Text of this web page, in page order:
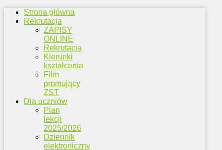
Strona główna
Rekrutacja
ZAPISY
ONLINE
Rekrutacja
Kierunki
kształcenia
Film
promujący
ZST
Dla uczniów
Plan
lekcji
2025/2026
Dziennik
elektroniczny